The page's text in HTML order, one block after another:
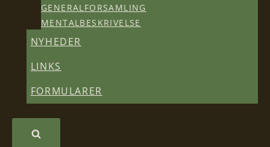
GENERALFORSAMLING
MENTALBESKRIVELSE
NYHEDER
LINKS
FORMULARER